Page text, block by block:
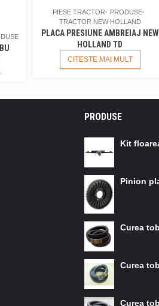
PIESE TRACTOR
PRODUSE
TRACTOR NEW HOLLAND
PLACA PRESIUNE AMBREIAJ NEW
HOLLAND TD
CITESTE MAI MULT
PRODUSE
Kit
Pinion
Curea
Curea
Curea